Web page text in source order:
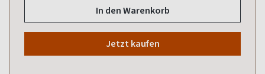
In den Warenkorb
Jetzt kaufen